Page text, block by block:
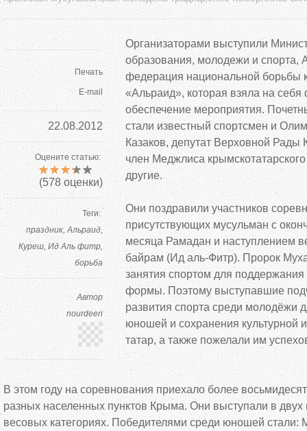
Печать
E-mail
22.08.2012
Оцените статью:
(578 оценки)
Теги:
праздник Альраид
Куреш Ид Аль фитр
борьба
Автор
nourdeen
Организаторами выступили
образования, молодежи и спорта,
федерация национальной борьбы
«Альраид», которая взяла на
обеспечение мероприятия.
стали известный спортсмен и
Казаков, депутат Верховной
член Меджлиса
другие.
Они поздравили участников
присутствующих мусульман с
месяца Рамадан и наступлением
байрам (Ид аль-Фитр). Пророк
занятия спортом для
формы. Поэтому выступавшие
развития спорта среди молодёжи
юношей и сохранения культурной
татар, а также пожелали им
В этом году на соревнования приехало более
разных населенных пунктов Крыма. Они выступали в двух
весовых категориях. Победителями среди юношей